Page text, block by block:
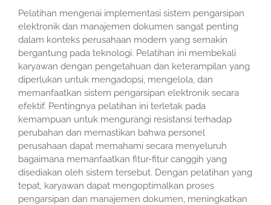
Pelatihan mengenai implementasi sistem pengarsipan
elektronik dan manajemen dokumen sangat penting
dalam konteks perusahaan modern yang semakin
bergantung pada teknologi. Pelatihan ini membekali
karyawan dengan pengetahuan dan keterampilan yang
diperlukan untuk mengadopsi, mengelola, dan
memanfaatkan sistem pengarsipan elektronik secara
efektif. Pentingnya pelatihan ini terletak pada
kemampuan untuk mengurangi resistansi terhadap
perubahan dan memastikan bahwa personel
perusahaan dapat memahami secara menyeluruh
bagaimana memanfaatkan fitur-fitur canggih yang
disediakan oleh sistem tersebut. Dengan pelatihan yang
tepat, karyawan dapat mengoptimalkan proses
pengarsipan dan manajemen dokumen, meningkatkan